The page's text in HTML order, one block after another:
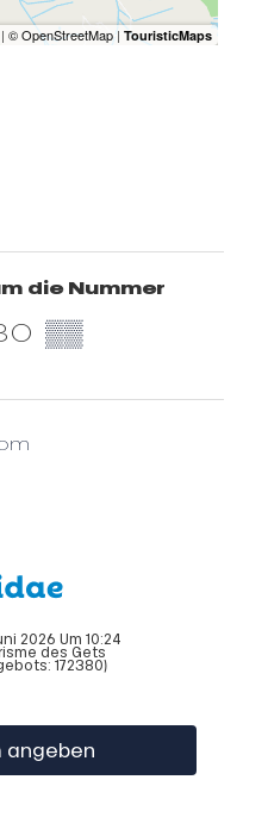
die Nummer
▒▒
2026 Um 10:24
des Gets
172380)
angeben